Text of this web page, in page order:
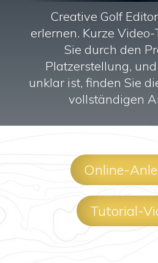
Creative Golf
erlernen. Kurze
Sie durch den
Platzerstellung,
unklar ist, finden Sie
vollständigen
Online-
Tutorial-